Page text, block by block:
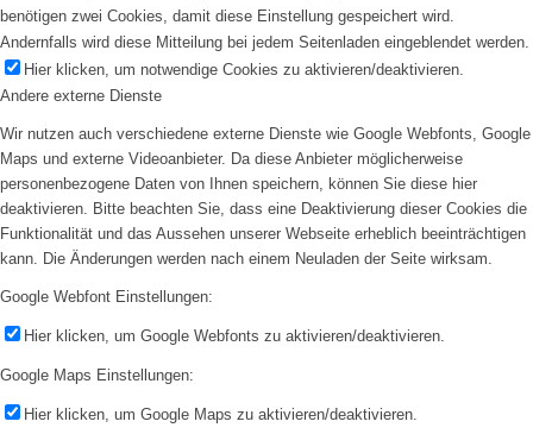
benötigen zwei Cookies, damit diese Einstellung gespeichert wird.
Andernfalls wird diese Mitteilung bei jedem Seitenladen eingeblendet werden.
Hier klicken, um notwendige Cookies zu aktivieren/deaktivieren.
Andere externe Dienste
Wir nutzen auch verschiedene externe Dienste wie Google Webfonts, Google
Maps und externe Videoanbieter. Da diese Anbieter möglicherweise
personenbezogene Daten von Ihnen speichern, können Sie diese hier
deaktivieren. Bitte beachten Sie, dass eine Deaktivierung dieser Cookies die
Funktionalität und das Aussehen unserer Webseite erheblich beeinträchtigen
kann. Die Änderungen werden nach einem Neuladen der Seite wirksam.
Google Webfont Einstellungen:
Hier klicken, um Google Webfonts zu aktivieren/deaktivieren.
Google Maps Einstellungen:
Hier klicken, um Google Maps zu aktivieren/deaktivieren.